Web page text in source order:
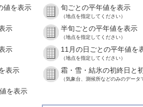
値を表示 旬ごとの平年値を表示
（地点を指定してください）
示 半旬ごとの平年値を表示
（地点を指定してください）
示 11月の日ごとの平年値を
（地点を指定してください）
表示 霜・雪・結氷の初終日と
（気象台、測候所などのみのデータ
を表示